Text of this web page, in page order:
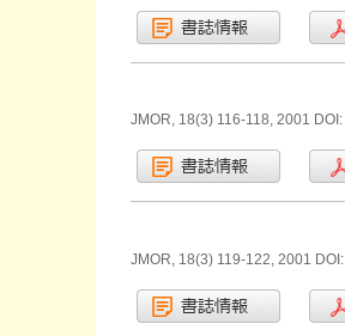
JMOR, 18(3) 116-118, 2001 DOI:
JMOR, 18(3) 119-122, 2001 DOI: